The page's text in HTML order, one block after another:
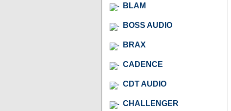
BLAM
BOSS AUDIO
BRAX
CADENCE
CDT AUDIO
CHALLENGER